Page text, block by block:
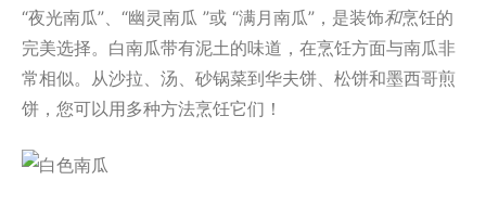
“夜光南瓜”、“幽灵南瓜 ”或 “满月南瓜”，是装饰和烹饪的
完美选择。白南瓜带有泥土的味道，在烹饪方面与南瓜非
常相似。从沙拉、汤、砂锅菜到华夫饼、松饼和墨西哥煎
饼，您可以用多种方法烹饪它们！